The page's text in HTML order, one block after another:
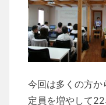
今回は多くの方か
定員を増やして